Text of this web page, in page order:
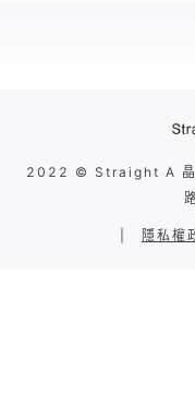
2022 © Straight A 晶
隱私權